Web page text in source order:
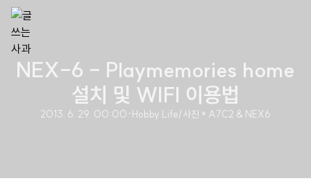
NEX-6 - Playmemories home
설치 및 WIFI 이용법
2013. 6. 29. 00:00 ·Hobby Life/사진 * A7C2 & NEX6